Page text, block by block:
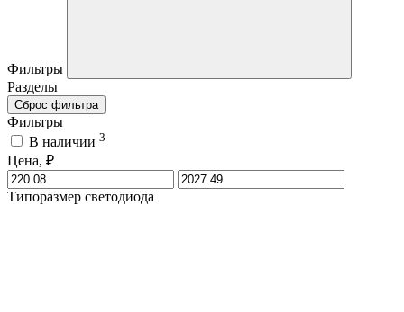
Фильтры
Разделы
Сброс фильтра
Фильтры
В наличии 3
Цена, ₽
Типоразмер светодиода